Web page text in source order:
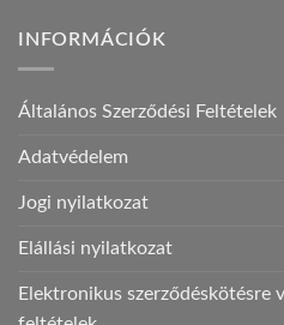
INFORMÁCIÓK
Általános Szerződési Feltételek
Adatvédelem
Jogi nyilatkozat
Elállási nyilatkozat
Elektronikus szerződéskötésre